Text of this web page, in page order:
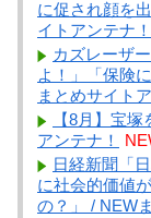
に促され顔を
イトアンテナ！
カズレーザ
よ！」「保険
まとめサイト
【8月】宝
アンテナ！
日経新聞「
に社会的価値
の？」 / NEW